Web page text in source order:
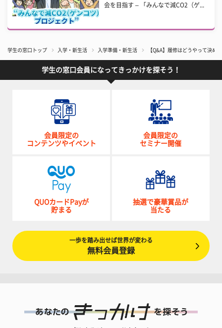
会を目指す – 「みんなで減CO2（ゲ...
学生の窓口トップ 入学・新生活 入学準備・新生活 【Q&A】履修はどうやって決め
学生の窓口会員になってきっかけを探そう！
会員限定の
コンテンツやイベント
会員限定の
セミナー開催
QUOカードPayが
貯まる
抽選で豪華賞品が
当たる
一歩を踏み出せば世界が変わる
無料会員登録